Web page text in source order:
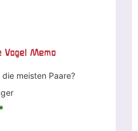
Vogel Memo
meisten Paare?